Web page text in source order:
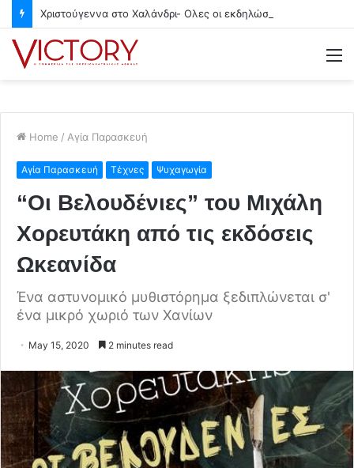
Home / Αγία Παρασκευή
Αγία Παρασκευή Τέχνες Ψυχαγωγία
“Οι Βελουδένιες” του Μιχάλη
Χορευτάκη από τις εκδόσεις
Ωκεανίδα
Ένα αστυνομικό μυθιστόρημα ξεδιπλώνεται σ'
ένα μικρό χωριό των Χανίων
May 15, 2020 2 minutes read